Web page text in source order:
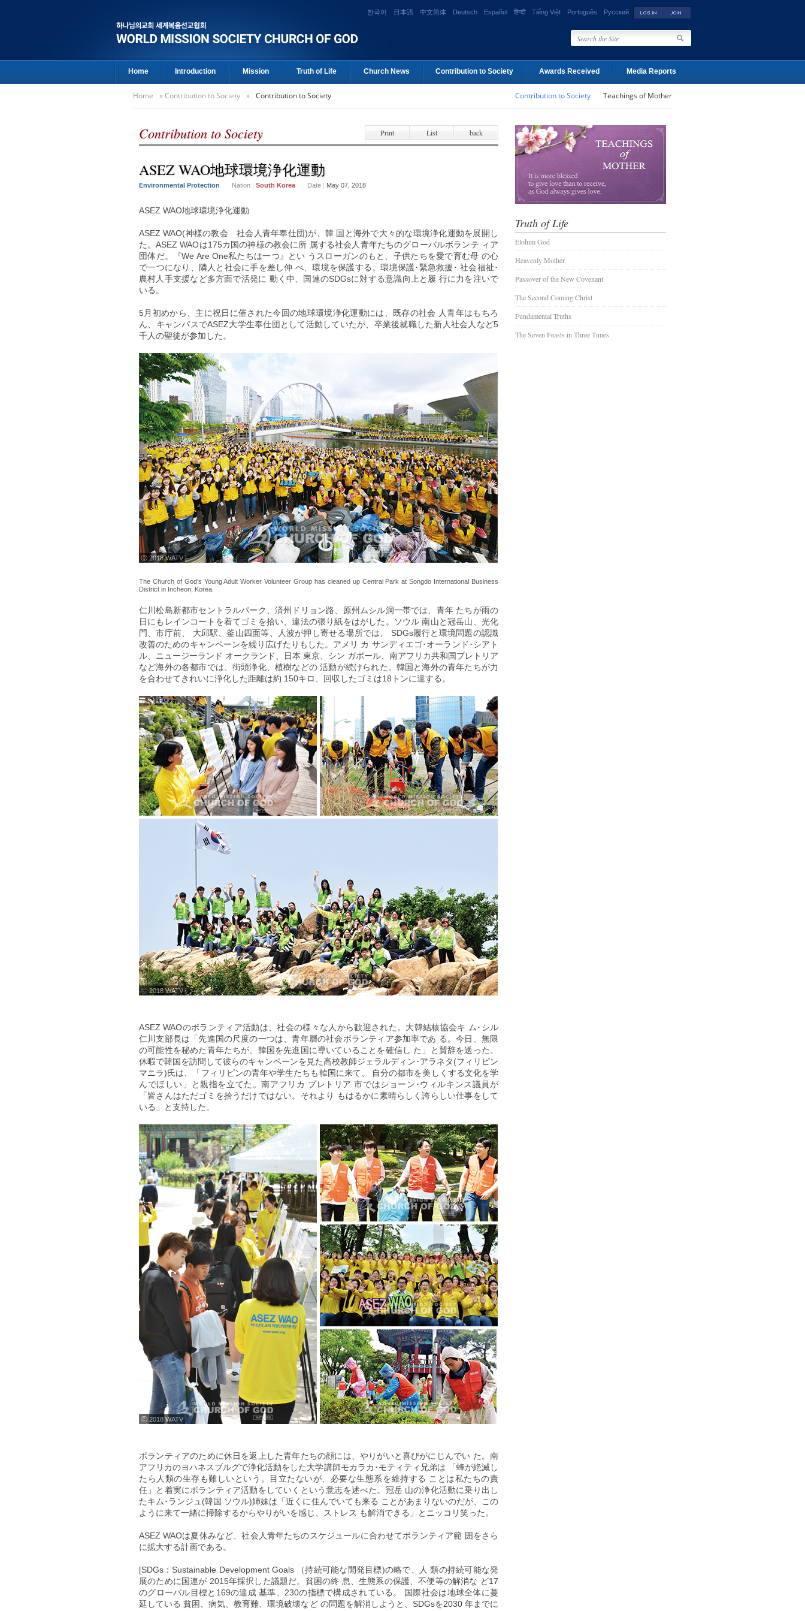
한국어 日本語 中文简体 Deutsch Español हिन्दी Tiếng Việt Português Русский
Home Introduction Mission Truth of Life Church News Contribution to Society Awards Received Media Reports
Home »Contribution to Society » Contribution to Society Contribution to Society Teachings of Mother
Contribution to Society Print List back
ASEZ WAO地球環境浄化運動
Environmental Protection Nation | South Korea Date | May 07, 2018
ASEZ WAO地球環境浄化運動
ASEZ WAO(神様の教会 社会人青年奉仕団)が、韓 国と海外で大々的な環境浄化運動を展開し
た。ASEZ WAOは175カ国の神様の教会に所 属する社会人青年たちのグローバルボランテ ィア
団体だ。『We Are One私たちは一つ』とい うスローガンのもと、子供たちを愛で育む母 の心
で一つになり、隣人と社会に手を差し伸 べ、環境を保護する。環境保護･緊急救援･ 社会福祉･
農村人手支援など多方面で活発に 動く中、国連のSDGsに対する意識向上と履 行に力を注いで
いる。
5月初めから、主に祝日に催された今回の地球環境浄化運動には、既存の社会 人青年はもちろ
ん、キャンパスでASEZ大学生奉仕団として活動していたが、卒業後就職した新人社会人など5
千人の聖徒が参加した。
ⓒ 2018 WATV
The Church of God’s Young Adult Worker Volunteer Group has cleaned up Central Park at Songdo International Business
District in Incheon, Korea.
仁川松島新都市セントラルパーク、済州ドリョン路、原州ムシル洞一帯では、青年 たちが雨の
日にもレインコートを着てゴミを拾い、違法の張り紙をはがした。ソウル 南山と冠岳山、光化
門、市庁前、 大邱駅、釜山四面等、人波が押し寄せる場所では、 SDGs履行と環境問題の認識
改善のためのキャンペーンを繰り広げたりもした。アメリ カ サンディエゴ･オーランド･シアト
ル、ニュージーランド オークランド、日本 東京、シン ガポール、南アフリカ共和国プレトリア
など海外の各都市では、街頭浄化、植樹などの 活動が続けられた。韓国と海外の青年たちが力
を合わせてきれいに浄化した距離は約 150キロ、回収したゴミは18トンに達する。
ⓒ 2018 WATV
ASEZ WAOのボランティア活動は、社会の様々な人から歓迎された。大韓結核協会キ ム･シル
仁川支部長は「先進国の尺度の一つは、青年層の社会ボランティア参加率であ る。今日、無限
の可能性を秘めた青年たちが、韓国を先進国に導いていることを確信し た」と賛辞を送った。
休暇で韓国を訪問して彼らのキャンペーンを見た高校教師ジェラルディン･アラネタ(フィリピン
マニラ)氏は、「フィリピンの青年や学生たちも韓国に来て、 自分の都市を美しくする文化を学
んでほしい」と親指を立てた。南アフリカ プレトリア 市ではショーン･ウィルキンス議員が
「皆さんはただゴミを拾うだけではない。それより もはるかに素晴らしく誇らしい仕事をして
いる」と支持した。
ⓒ 2018 WATV
ボランティアのために休日を返上した青年たちの顔には、やりがいと喜びがにじんでい た。南
アフリカのヨハネスブルグで浄化活動をした大学講師モカラカ･モティティ兄弟は 「蜂が絶滅し
たら人類の生存も難しいという。目立たないが、必要な生態系を維持する ことは私たちの責
任」と着実にボランティア活動をしていくという意志を述べた。冠岳 山の浄化活動に乗り出し
たキム･ランジュ(韓国 ソウル)姉妹は「近くに住んでいても来る ことがあまりないのだが、この
ように来て一緒に掃除するからやりがいを感じ、ストレス も解消できる」とニッコリ笑った。
ASEZ WAOは夏休みなど、社会人青年たちのスケジュールに合わせてボランティア範 囲をさら
に拡大する計画である。
[SDGs：Sustainable Development Goals （持続可能な開発目標)の略で、人 類の持続可能な発
展のために国連が 2015年採択した議題だ。貧困の終 息、生態系の保護、不便等の解消な ど17
のグローバル目標と169の達成 基準、230の指標で構成されている。 国際社会は地球全体に蔓
延している 貧困、病気、教育難、環境破壊など の問題を解消しようと、SDGsを2030 年までに
Truth of Life
Elohim God
Heavenly Mother
Passover of the New Covenant
The Second Coming Christ
Fundamental Truths
The Seven Feasts in Three Times